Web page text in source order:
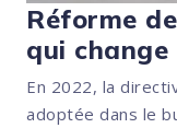
Réforme
qui change
En 2022, la
adoptée dans le